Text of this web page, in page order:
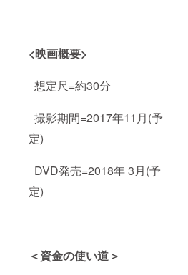
<映画概要>
想定尺=約30分
撮影期間=2017年11月(予
定)
DVD発売=2018年 3月(予
定)
＜資金の使い道＞